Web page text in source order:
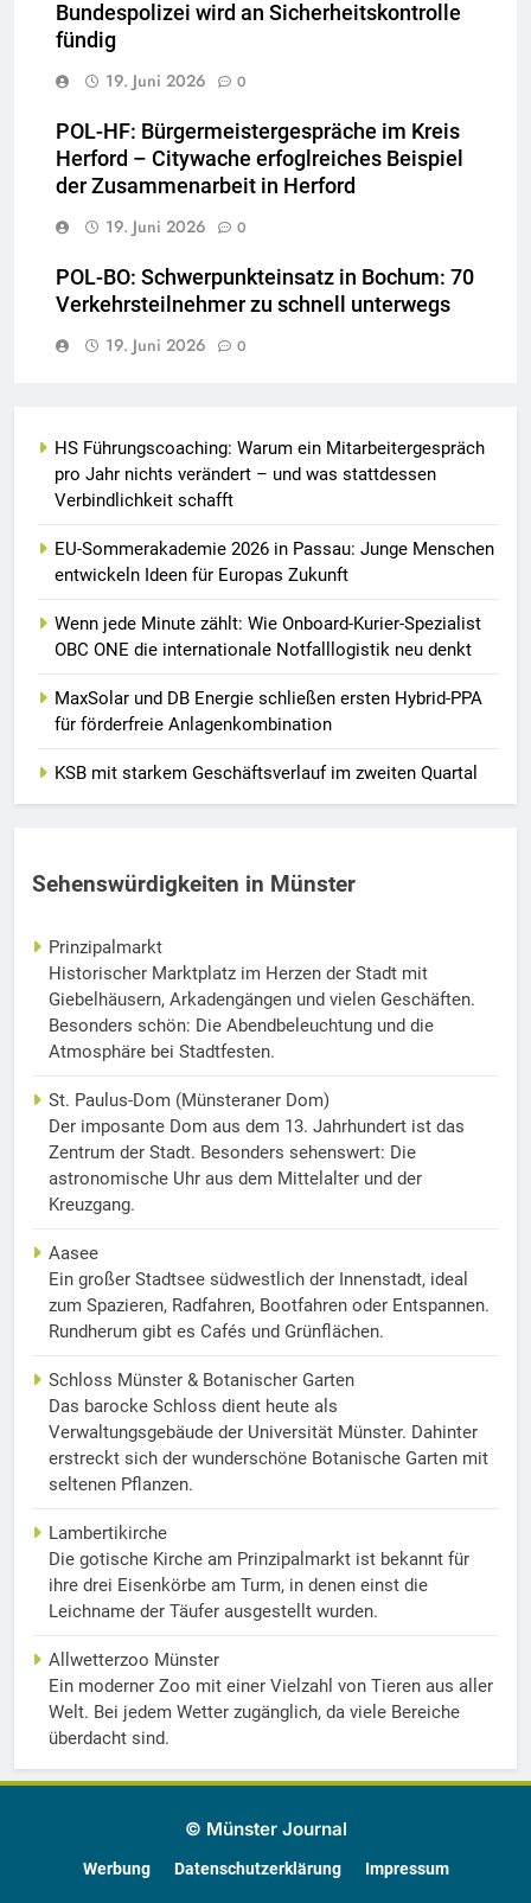
Bundespolizei wird an Sicherheitskontrolle
fündig
19. Juni 2026
0
POL-HF: Bürgermeistergespräche im Kreis
Herford – Citywache erfoglreiches Beispiel
der Zusammenarbeit in Herford
19. Juni 2026
0
POL-BO: Schwerpunkteinsatz in Bochum: 70
Verkehrsteilnehmer zu schnell unterwegs
19. Juni 2026
0
HS Führungscoaching: Warum ein Mitarbeitergespräch
pro Jahr nichts verändert – und was stattdessen
Verbindlichkeit schafft
EU-Sommerakademie 2026 in Passau: Junge Menschen
entwickeln Ideen für Europas Zukunft
Wenn jede Minute zählt: Wie Onboard-Kurier-Spezialist
OBC ONE die internationale Notfalllogistik neu denkt
MaxSolar und DB Energie schließen ersten Hybrid-PPA
für förderfreie Anlagenkombination
KSB mit starkem Geschäftsverlauf im zweiten Quartal
Sehenswürdigkeiten in Münster
Prinzipalmarkt
Historischer Marktplatz im Herzen der Stadt mit
Giebelhäusern, Arkadengängen und vielen Geschäften.
Besonders schön: Die Abendbeleuchtung und die
Atmosphäre bei Stadtfesten.
St. Paulus-Dom (Münsteraner Dom)
Der imposante Dom aus dem 13. Jahrhundert ist das
Zentrum der Stadt. Besonders sehenswert: Die
astronomische Uhr aus dem Mittelalter und der
Kreuzgang.
Aasee
Ein großer Stadtsee südwestlich der Innenstadt, ideal
zum Spazieren, Radfahren, Bootfahren oder Entspannen.
Rundherum gibt es Cafés und Grünflächen.
Schloss Münster & Botanischer Garten
Das barocke Schloss dient heute als
Verwaltungsgebäude der Universität Münster. Dahinter
erstreckt sich der wunderschöne Botanische Garten mit
seltenen Pflanzen.
Lambertikirche
Die gotische Kirche am Prinzipalmarkt ist bekannt für
ihre drei Eisenkörbe am Turm, in denen einst die
Leichname der Täufer ausgestellt wurden.
Allwetterzoo Münster
Ein moderner Zoo mit einer Vielzahl von Tieren aus aller
Welt. Bei jedem Wetter zugänglich, da viele Bereiche
überdacht sind.
© Münster Journal
Werbung Datenschutzerklärung Impressum